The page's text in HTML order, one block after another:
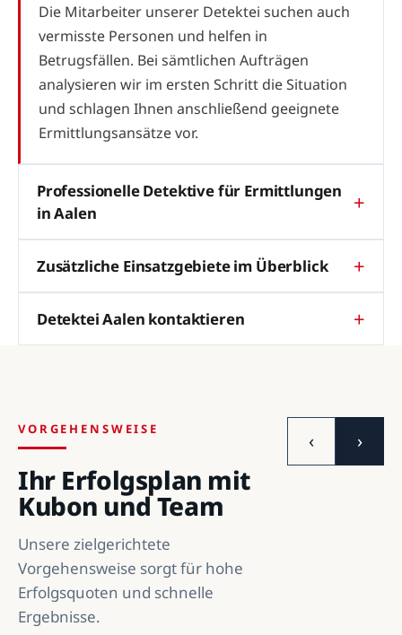
Die Mitarbeiter unserer Detektei suchen auch
vermisste Personen und helfen in
Betrugsfällen. Bei sämtlichen Aufträgen
analysieren wir im ersten Schritt die Situation
und schlagen Ihnen anschließend geeignete
Ermittlungsansätze vor.
Professionelle Detektive für Ermittlungen
in Aalen
Zusätzliche Einsatzgebiete im Überblick
Detektei Aalen kontaktieren
VORGEHENSWEISE
Ihr Erfolgsplan mit
Kubon und Team
Unsere zielgerichtete
Vorgehensweise sorgt für hohe
Erfolgsquoten und schnelle
Ergebnisse.
‹ ›